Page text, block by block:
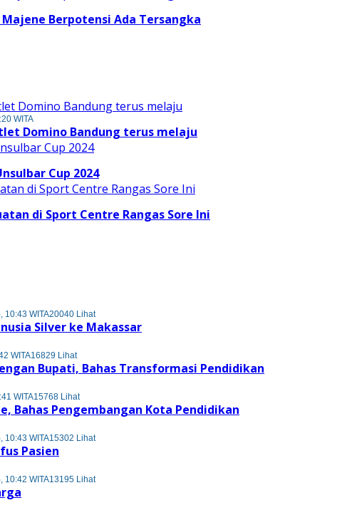
Berpotensi Ada Tersangka
WITA
Domino Bandung terus melaju
Cup 2024
di Sport Centre Rangas Sore Ini
10:43 WITA20040 Lihat
Silver ke Makassar
WITA16829 Lihat
Bupati, Bahas Transformasi Pendidikan
WITA15768 Lihat
Bahas Pengembangan Kota Pendidikan
10:43 WITA15302 Lihat
Pasien
10:42 WITA13195 Lihat